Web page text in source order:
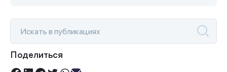
Поделиться